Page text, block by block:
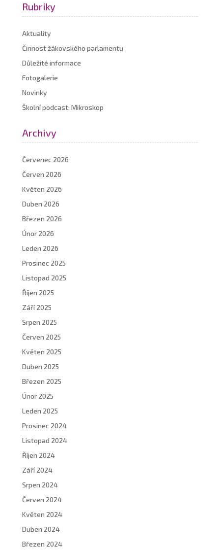
Rubriky
Aktuality
Činnost žákovského parlamentu
Důležité informace
Fotogalerie
Novinky
Školní podcast: Mikroskop
Archivy
Červenec 2026
Červen 2026
Květen 2026
Duben 2026
Březen 2026
Únor 2026
Leden 2026
Prosinec 2025
Listopad 2025
Říjen 2025
Září 2025
Srpen 2025
Červen 2025
Květen 2025
Duben 2025
Březen 2025
Únor 2025
Leden 2025
Prosinec 2024
Listopad 2024
Říjen 2024
Září 2024
Srpen 2024
Červen 2024
Květen 2024
Duben 2024
Březen 2024